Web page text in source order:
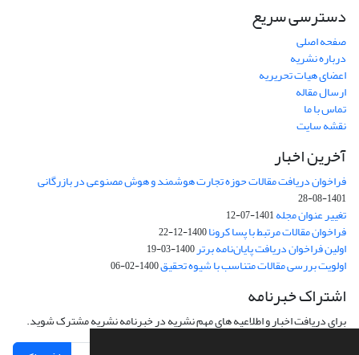
دسترسی سریع
صفحه اصلی
درباره نشریه
اعضای هیات تحریریه
ارسال مقاله
تماس با ما
نقشه سایت
آخرین اخبار
فراخوان دریافت مقالات حوزه تجارت هوشمند و هوش مصنوعی در بازرگانی
1401-08-28
تغییر عنوان مجله1401-07-12
فراخوان مقالات مرتبط با پسا کرونا1400-12-22
اولین فراخوان دریافت پایان‌نامه برتر1400-03-19
اولویت بررسی مقالات متناسب با شیوه تحقیق1400-02-06
اشتراک خبرنامه
برای دریافت اخبار و اطلاعیه های مهم نشریه در خبرنامه نشریه مشترک شوید.